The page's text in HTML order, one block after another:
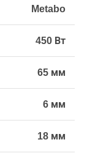
Metabo
450 Вт
65 мм
6 мм
18 мм